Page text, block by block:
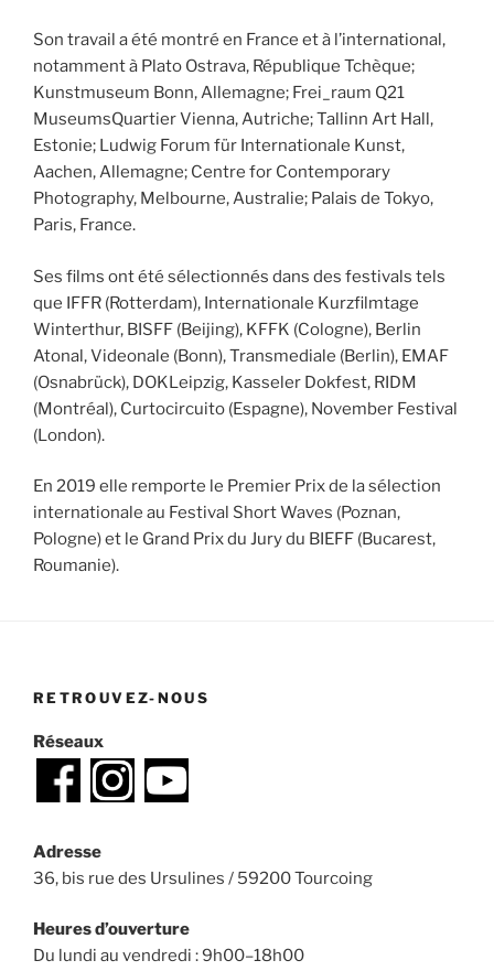
Son travail a été montré en France et à l’international,
notamment à Plato Ostrava, République Tchèque;
Kunstmuseum Bonn, Allemagne; Frei_raum Q21
MuseumsQuartier Vienna, Autriche; Tallinn Art Hall,
Estonie; Ludwig Forum für Internationale Kunst,
Aachen, Allemagne; Centre for Contemporary
Photography, Melbourne, Australie; Palais de Tokyo,
Paris, France.
Ses films ont été sélectionnés dans des festivals tels
que IFFR (Rotterdam), Internationale Kurzfilmtage
Winterthur, BISFF (Beijing), KFFK (Cologne), Berlin
Atonal, Videonale (Bonn), Transmediale (Berlin), EMAF
(Osnabrück), DOKLeipzig, Kasseler Dokfest, RIDM
(Montréal), Curtocircuito (Espagne), November Festival
(London).
En 2019 elle remporte le Premier Prix de la sélection
internationale au Festival Short Waves (Poznan,
Pologne) et le Grand Prix du Jury du BIEFF (Bucarest,
Roumanie).
RETROUVEZ-NOUS
Réseaux
Adresse
36, bis rue des Ursulines / 59200 Tourcoing
Heures d’ouverture
Du lundi au vendredi : 9h00–18h00